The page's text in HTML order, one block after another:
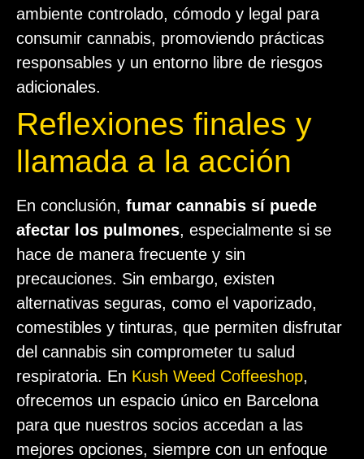
ambiente controlado, cómodo y legal para
consumir cannabis, promoviendo prácticas
responsables y un entorno libre de riesgos
adicionales.
Reflexiones finales y
llamada a la acción
En conclusión, fumar cannabis sí puede
afectar los pulmones, especialmente si se
hace de manera frecuente y sin
precauciones. Sin embargo, existen
alternativas seguras, como el vaporizado,
comestibles y tinturas, que permiten disfrutar
del cannabis sin comprometer tu salud
respiratoria. En Kush Weed Coffeeshop,
ofrecemos un espacio único en Barcelona
para que nuestros socios accedan a las
mejores opciones, siempre con un enfoque